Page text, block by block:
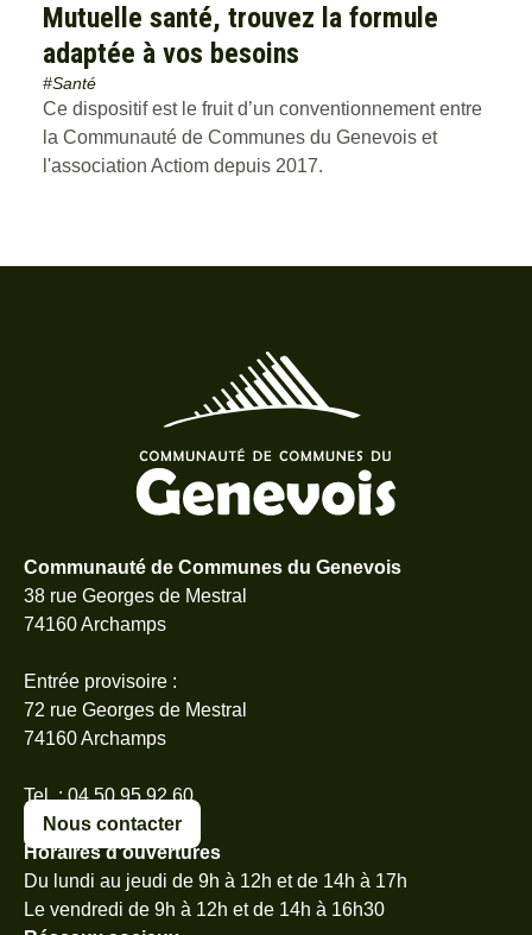
Mutuelle santé, trouvez la formule
adaptée à vos besoins
#Santé
Ce dispositif est le fruit d’un conventionnement entre
la Communauté de Communes du Genevois et
l'association Actiom depuis 2017.
Communauté de Communes du Genevois
38 rue Georges de Mestral
74160 Archamps
Entrée provisoire :
72 rue Georges de Mestral
74160 Archamps
Tel. : 04 50 95 92 60
Nous contacter
Horaires d’ouvertures
Du lundi au jeudi de 9h à 12h et de 14h à 17h
Le vendredi de 9h à 12h et de 14h à 16h30